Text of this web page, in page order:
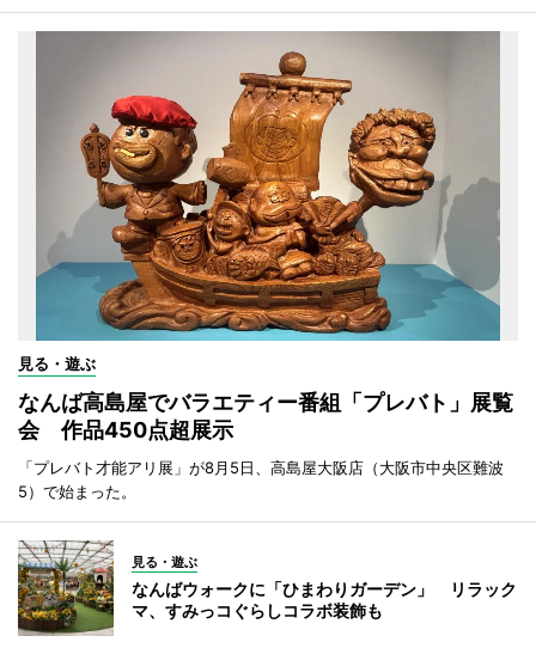
見る・遊ぶ
なんば高島屋でバラエティー番組「プレバト」展覧
会 作品450点超展示
「プレバト才能アリ展」が8月5日、高島屋大阪店（大阪市中央区難波
5）で始まった。
見る・遊ぶ
なんばウォークに「ひまわりガーデン」 リラック
マ、すみっコぐらしコラボ装飾も